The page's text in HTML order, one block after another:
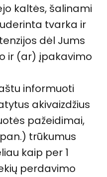
kaltės, šalinami
tvarka ir
dėl Jums
ir (ar) įpakavimo
informuoti
akivaizdžius
pažeidimai,
trūkumus
kaip per 1
perdavimo